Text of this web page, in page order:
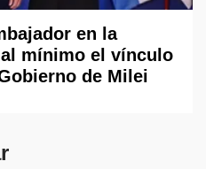
en la
mínimo el vínculo
de Milei